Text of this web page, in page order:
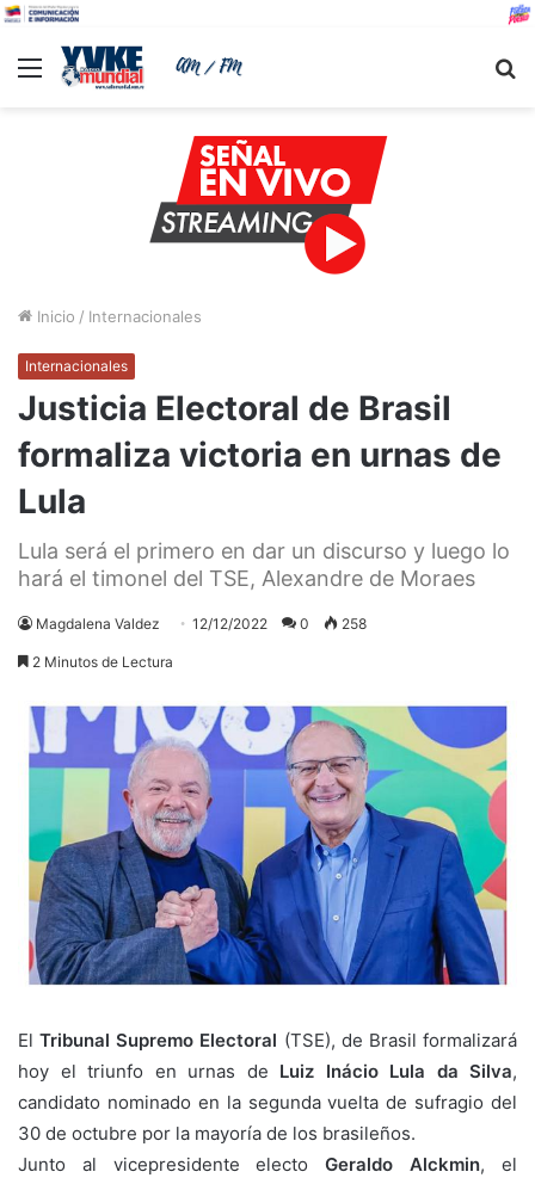
Menu
Inicio / Internacionales
Internacionales
Justicia Electoral de Brasil
formaliza victoria en urnas de
Lula
Lula será el primero en dar un discurso y luego lo
hará el timonel del TSE, Alexandre de Moraes
Magdalena Valdez 12/12/2022 0 258
2 Minutos de Lectura
ElTribunal Supremo Electoral (TSE), de Brasil formalizará
hoy el triunfo en urnas de Luiz Inácio Lula da Silva,
candidato nominado en la segunda vuelta de sufragio del
30 de octubre por la mayoría de los brasileños.
Junto al vicepresidente electoGeraldo Alckmin, el